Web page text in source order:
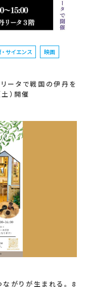
サイエンス 映画
ータで戦国の伊丹を
）開催
ながりが生まれる。 8